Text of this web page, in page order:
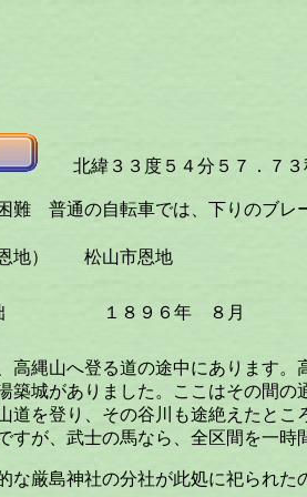
北緯３３度５４分５７．７３
普通の自転車では、下りのブレ
地） 松山市恩地
１８９６年 ８月
縄山へ登る道の途中にあります。
築城がありました。ここはその間
道を登り、その谷川も途絶えたと
すが、武士の馬なら、全区間を一
な厳島神社の分社が此処に祀られた